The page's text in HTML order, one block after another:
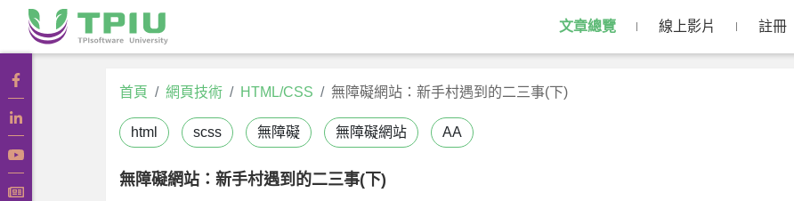
文章總覽 線上影片 註冊
首頁 網頁技術 HTML/CSS 無障礙網站：新手村遇到的二三事(下)
html scss 無障礙 無障礙網站 AA
無障礙網站：新手村遇到的二三事(下)